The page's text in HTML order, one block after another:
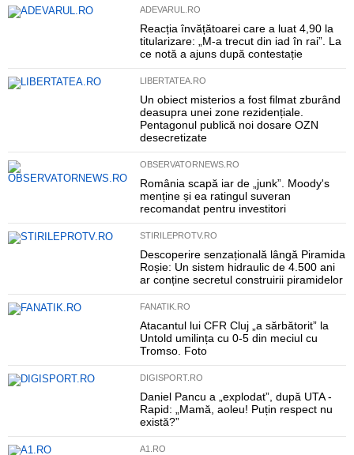
ADEVARUL.RO
Reacția învățătoarei care a luat 4,90 la
titularizare: „M-a trecut din iad în rai”. La
ce notă a ajuns după contestație
LIBERTATEA.RO
Un obiect misterios a fost filmat zburând
deasupra unei zone rezidențiale.
Pentagonul publică noi dosare OZN
desecretizate
OBSERVATORNEWS.RO
România scapă iar de „junk”. Moody's
menține și ea ratingul suveran
recomandat pentru investitori
STIRILEPROTV.RO
Descoperire senzațională lângă Piramida
Roșie: Un sistem hidraulic de 4.500 ani
ar conține secretul construirii piramidelor
FANATIK.RO
Atacantul lui CFR Cluj „a sărbătorit” la
Untold umilința cu 0-5 din meciul cu
Tromso. Foto
DIGISPORT.RO
Daniel Pancu a „explodat”, după UTA -
Rapid: „Mamă, aoleu! Puțin respect nu
există?”
A1.RO